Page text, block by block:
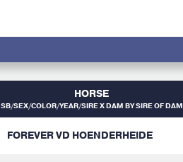
HORSE
SB/SEX/COLOR/YEAR/SIRE X DAM BY SIRE OF DAM
FOREVER VD HOENDERHEIDE